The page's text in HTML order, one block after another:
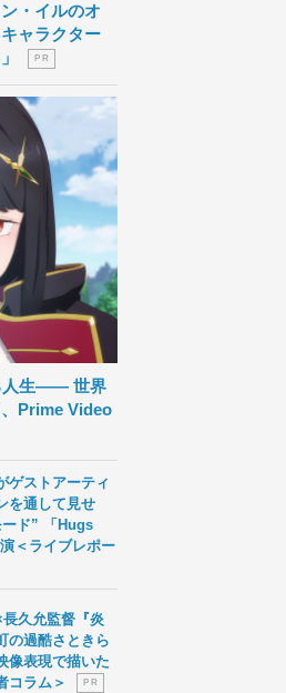
・イルのオ
ャラクター
P R
人生―― 世界
Prime Video
ゲストアーティ
を通して見せ
ド” 「Hugs
＜ライブレポー
久允監督『炎
過酷さときら
像表現で描いた
コラム＞
P R